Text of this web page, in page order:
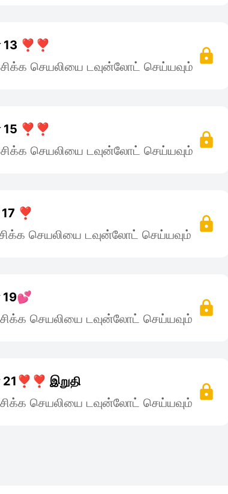
13 ❣️❣️
செயலியை டவுன்லோட் செய்யவும்
15 ❣️❣️
செயலியை டவுன்லோட் செய்யவும்
17 ❣️
செயலியை டவுன்லோட் செய்யவும்
19💕
செயலியை டவுன்லோட் செய்யவும்
21❣️❣️ இறுதி
செயலியை டவுன்லோட் செய்யவும்